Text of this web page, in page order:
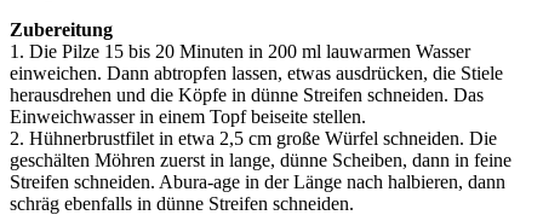
Zubereitung
1. Die Pilze 15 bis 20 Minuten in 200 ml lauwarmen Wasser
einweichen. Dann abtropfen lassen, etwas ausdrücken, die Stiele
herausdrehen und die Köpfe in dünne Streifen schneiden. Das
Einweichwasser in einem Topf beiseite stellen.
2. Hühnerbrustfilet in etwa 2,5 cm große Würfel schneiden. Die
geschälten Möhren zuerst in lange, dünne Scheiben, dann in feine
Streifen schneiden. Abura-age in der Länge nach halbieren, dann
schräg ebenfalls in dünne Streifen schneiden.